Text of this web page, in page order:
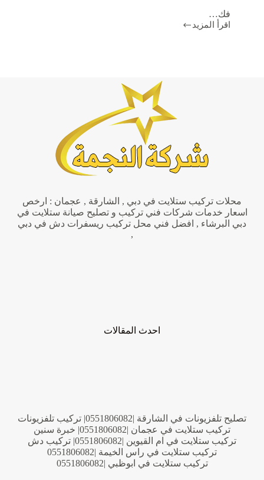
فك…
اقرأ المزيد
فك
محلات تركيب ستلايت في دبي , الشارقة , عجمان : ارخص
اسعار خدمات شركات فني تركيب و تصليح صيانة ستلايت في
دبي البرشاء , افضل فني محل تركيب ريسفرات دش في دبي
,
احدث المقالات
تصليح تلفزيونات في الشارقة |0551806082| تركيب تلفزيونات
تركيب ستلايت في عجمان |0551806082| خبرة سنين
تركيب ستلايت في ام القيوين |0551806082| تركيب دش
تركيب ستلايت في راس الخيمة |0551806082
تركيب ستلايت في ابوظبي |0551806082